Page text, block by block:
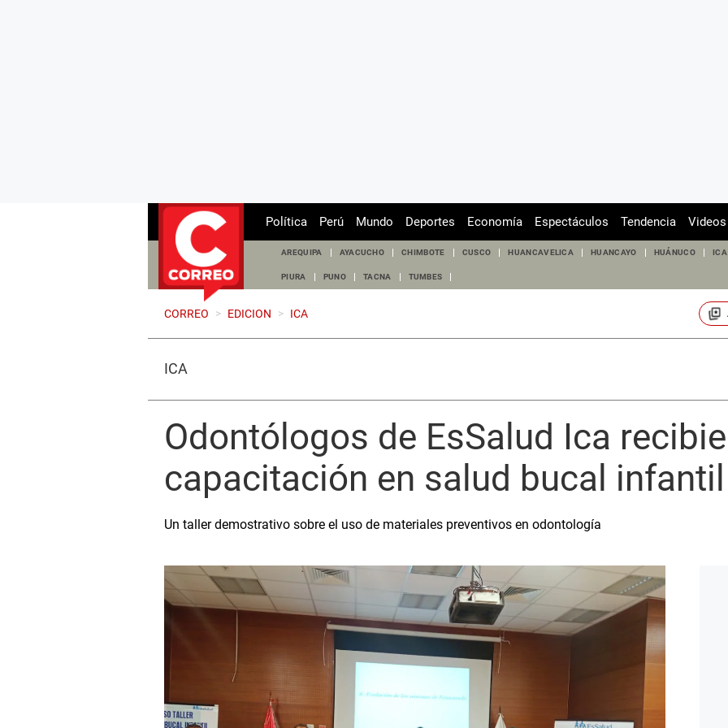
Política Perú Mundo Deportes Economía Espectáculos Tendencia Videos
AREQUIPA AYACUCHO CHIMBOTE CUSCO HUANCAVELICA HUANCAYO HUÁNUCO ICA
PIURA PUNO TACNA TUMBES
CORREO > EDICION > ICA
ICA
Odontólogos de EsSalud Ica
capacitación en salud bucal infantil
Un taller demostrativo sobre el uso de materiales preventivos en odontología